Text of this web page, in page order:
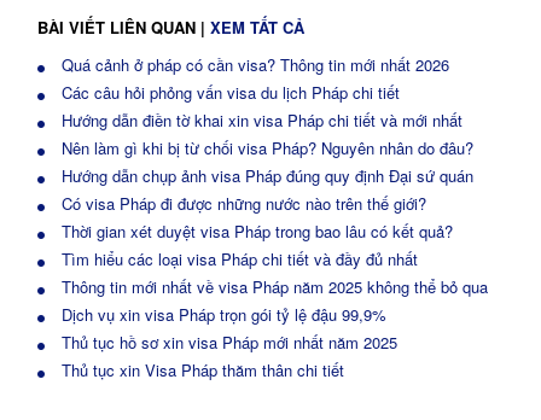
BÀI VIẾT LIÊN QUAN | XEM TẤT CẢ
Quá cảnh ở pháp có cần visa? Thông tin mới nhất 2026
Các câu hỏi phỏng vấn visa du lịch Pháp chi tiết
Hướng dẫn điền tờ khai xin visa Pháp chi tiết và mới nhất
Nên làm gì khi bị từ chối visa Pháp? Nguyên nhân do đâu?
Hướng dẫn chụp ảnh visa Pháp đúng quy định Đại sứ quán
Có visa Pháp đi được những nước nào trên thế giới?
Thời gian xét duyệt visa Pháp trong bao lâu có kết quả?
Tìm hiểu các loại visa Pháp chi tiết và đầy đủ nhất
Thông tin mới nhất về visa Pháp năm 2025 không thể bỏ qua
Dịch vụ xin visa Pháp trọn gói tỷ lệ đậu 99,9%
Thủ tục hồ sơ xin visa Pháp mới nhất năm 2025
Thủ tục xin Visa Pháp thăm thân chi tiết